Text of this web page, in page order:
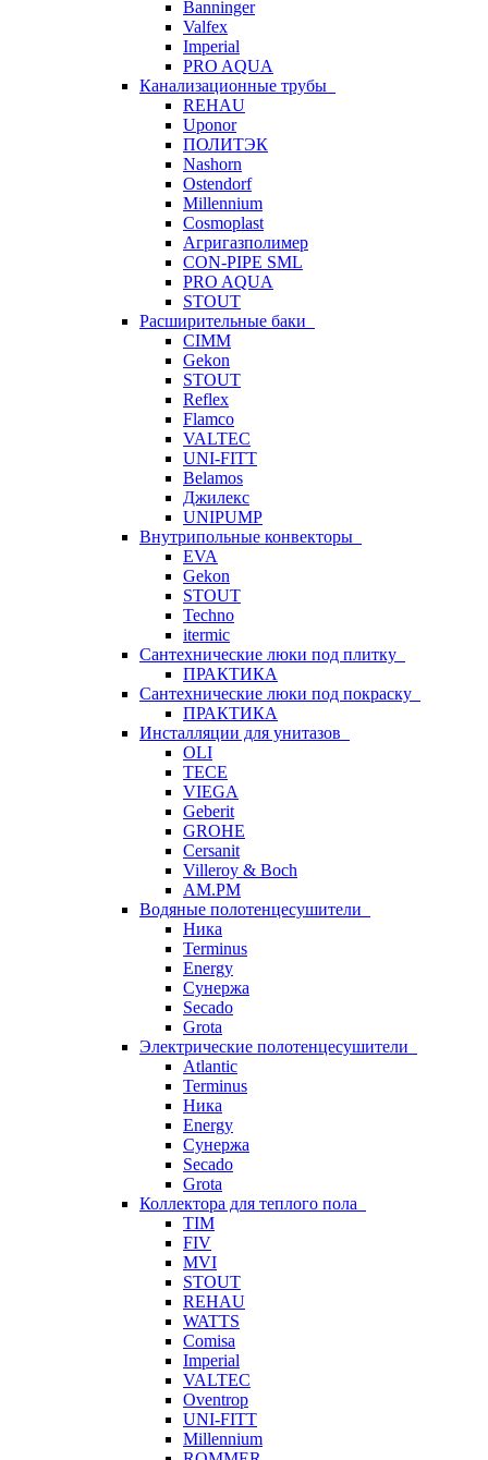
Banninger
Valfex
Imperial
PRO AQUA
Канализационные трубы
REHAU
Uponor
ПОЛИТЭК
Nashorn
Ostendorf
Millennium
Cosmoplast
Агригазполимер
CON-PIPE SML
PRO AQUA
STOUT
Расширительные баки
CIMM
Gekon
STOUT
Reflex
Flamco
VALTEC
UNI-FITT
Belamos
Джилекс
UNIPUMP
Внутрипольные конвекторы
EVA
Gekon
STOUT
Techno
itermic
Сантехнические люки под плитку
ПРАКТИКА
Сантехнические люки под покраску
ПРАКТИКА
Инсталляции для унитазов
OLI
TECE
VIEGA
Geberit
GROHE
Cersanit
Villeroy & Boch
AM.PM
Водяные полотенцесушители
Ника
Terminus
Energy
Сунержа
Secado
Grota
Электрические полотенцесушители
Atlantic
Terminus
Ника
Energy
Сунержа
Secado
Grota
Коллектора для теплого пола
TIM
FIV
MVI
STOUT
REHAU
WATTS
Comisa
Imperial
VALTEC
Oventrop
UNI-FITT
Millennium